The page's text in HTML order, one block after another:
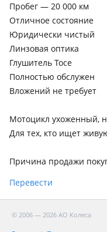
Пробег — 20 000 км
Отличное состояние
Юридически чистый
Линзовая оптика
Глушитель Toce
Полностью обслужен
Вложений не требует
Мотоцикл ухоженный,
Для тех, кто ищет
Причина продажи
Перевести
© 2006 — 2026 АО Колеса